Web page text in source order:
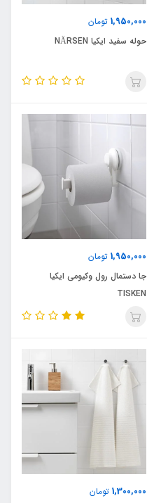
1,950,000 تومان
حوله سفید ایکیا NÄRSEN
1,950,000 تومان
جا دستمال رول وکیومی ایکیا
TISKEN
1,300,000 تومان